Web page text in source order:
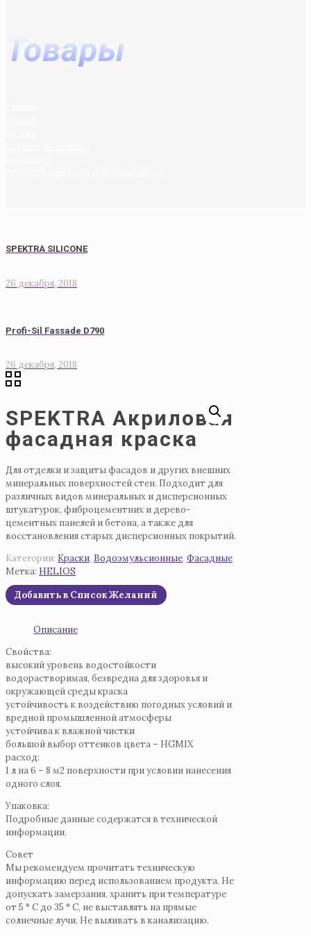
Товары
SPEKTRA SILICONE
26 декабря, 2018
Profi-Sil Fassade D790
26 декабря, 2018
SPEKTRA Акриловая
фасадная краска
Для отделки и защиты фасадов и других внешних
минеральных поверхностей стен. Подходит для
различных видов минеральных и дисперсионных
штукатурок, фиброцементних и дерево-
цементных панелей и бетона, а также для
восстановления старых дисперсионных покрытий.
Категории: Краски, Водоэмульсионные, Фасадные
Метка: HELIOS
Добавить в Список Желаний
Описание
Свойства:
высокий уровень водостойкости
водорастворимая, безвредна для здоровья и
окружающей среды краска
устойчивость к воздействию погодных условий и
вредной промышленной атмосферы
устойчива к влажной чистки
большой выбор оттенков цвета – HGMIX
расход:
1 л на 6 – 8 м2 поверхности при условии нанесения
одного слоя.
Упаковка:
Подробные данные содержатся в технической
информации.
Совет
Мы рекомендуем прочитать техническую
информацию перед использованием продукта. Не
допускать замерзания, хранить при температуре
от 5 ° C до 35 ° C, не выставлять на прямые
солнечные лучи. Не выливать в канализацию.